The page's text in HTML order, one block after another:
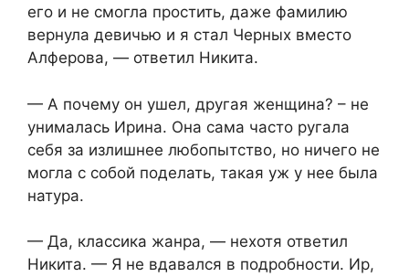
его и не смогла простить, даже фамилию
вернула девичью и я стал Черных вместо
Алферова, — ответил Никита.
— А почему он ушел, другая женщина? – не
унималась Ирина. Она сама часто ругала
себя за излишнее любопытство, но ничего не
могла с собой поделать, такая уж у нее была
натура.
— Да, классика жанра, — нехотя ответил
Никита. — Я не вдавался в подробности. Ир,